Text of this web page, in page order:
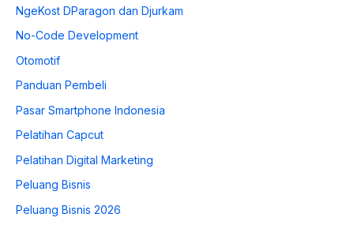
NgeKost DParagon dan Djurkam
No-Code Development
Otomotif
Panduan Pembeli
Pasar Smartphone Indonesia
Pelatihan Capcut
Pelatihan Digital Marketing
Peluang Bisnis
Peluang Bisnis 2026